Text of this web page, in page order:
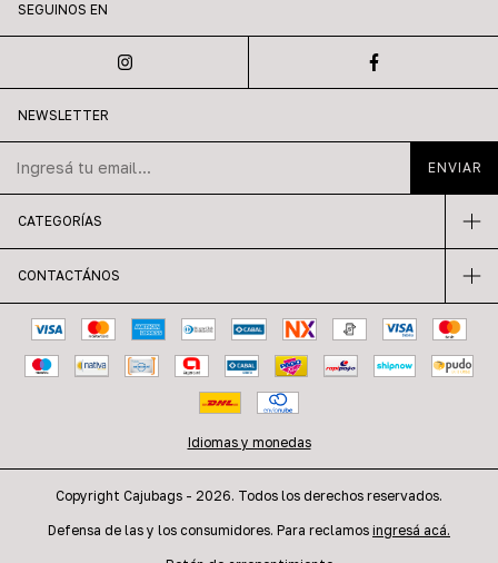
SEGUINOS EN
NEWSLETTER
CATEGORÍAS
CONTACTÁNOS
Idiomas y monedas
Copyright Cajubags - 2026. Todos los derechos reservados.
Defensa de las y los consumidores. Para reclamos ingresá acá.